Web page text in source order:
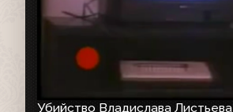
Убийство Владислава Листьева